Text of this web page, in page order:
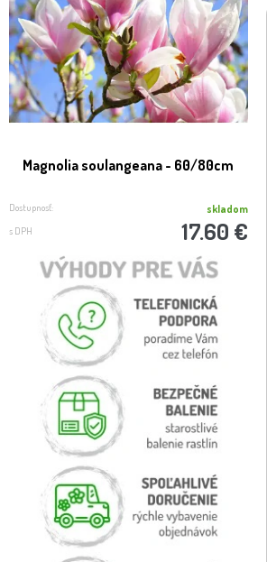
Magnolia soulangeana - 60/80cm
Dostupnosť: skladom
s DPH 17.60 €